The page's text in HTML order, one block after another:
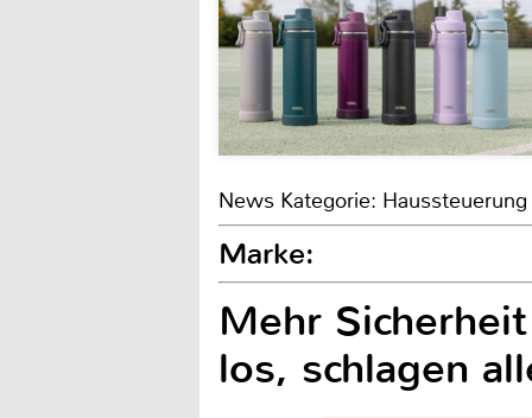
News Kategorie: Haussteuerung
Marke:
Mehr
los, schlagen